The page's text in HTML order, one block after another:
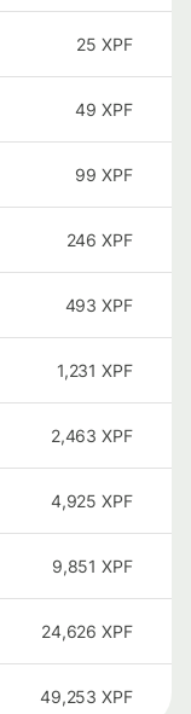
25 XPF
49 XPF
99 XPF
246 XPF
493 XPF
1,231 XPF
2,463 XPF
4,925 XPF
9,851 XPF
24,626 XPF
49,253 XPF